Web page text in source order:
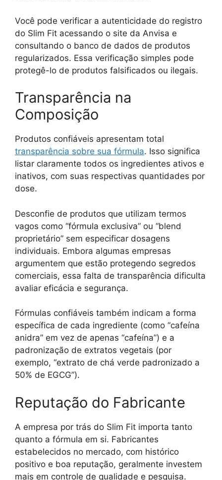
Você pode verificar a autenticidade do registro
do Slim Fit acessando o site da Anvisa e
consultando o banco de dados de produtos
regularizados. Essa verificação simples pode
protegê-lo de produtos falsificados ou ilegais.
Transparência na
Composição
Produtos confiáveis apresentam total
transparência sobre sua fórmula. Isso significa
listar claramente todos os ingredientes ativos e
inativos, com suas respectivas quantidades por
dose.
Desconfie de produtos que utilizam termos
vagos como “fórmula exclusiva” ou “blend
proprietário” sem especificar dosagens
individuais. Embora algumas empresas
argumentem que estão protegendo segredos
comerciais, essa falta de transparência dificulta
avaliar eficácia e segurança.
Fórmulas confiáveis também indicam a forma
específica de cada ingrediente (como “cafeína
anidra” em vez de apenas “cafeína”) e a
padronização de extratos vegetais (por
exemplo, “extrato de chá verde padronizado a
50% de EGCG”).
Reputação do Fabricante
A empresa por trás do Slim Fit importa tanto
quanto a fórmula em si. Fabricantes
estabelecidos no mercado, com histórico
positivo e boa reputação, geralmente investem
mais em controle de qualidade e pesquisa.